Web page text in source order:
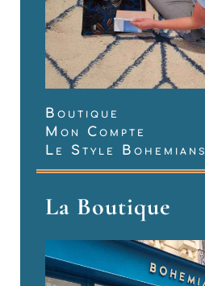
Boutique
Mon Compte
Le Style Bohemians
La Boutique